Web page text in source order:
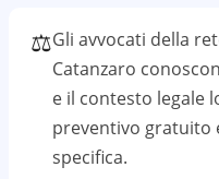
⚖️Gli avvocati della
Catanzaro
e il contesto legale
preventivo gratuito
specifica.